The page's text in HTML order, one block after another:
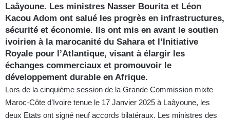
Laâyoune. Les ministres Nasser Bourita et Léon
Kacou Adom ont salué les progrès en infrastructures,
sécurité et économie. Ils ont mis en avant le soutien
ivoirien à la marocanité du Sahara et l’Initiative
Royale pour l’Atlantique, visant à élargir les
échanges commerciaux et promouvoir le
développement durable en Afrique.
Lors de la cinquième session de la Grande Commission mixte
Maroc-Côte d’Ivoire tenue le 17 Janvier 2025 à Laâyoune, les
deux Etats ont signé neuf accords bilatéraux. Les ministres des